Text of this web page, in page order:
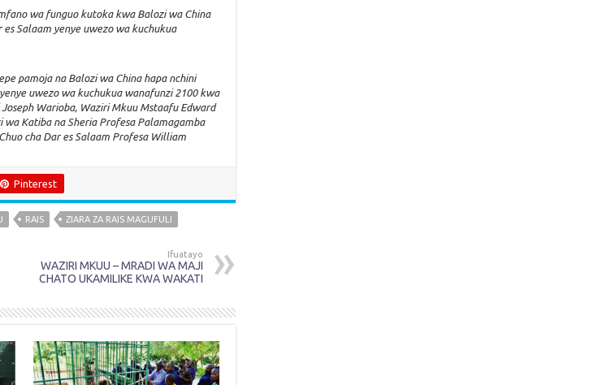
wa funguo kutoka kwa Balozi wa China
Salaam yenye uwezo wa kuchukua
pamoja na Balozi wa China hapa nchini
uwezo wa kuchukua wanafunzi 2100 kwa
Warioba, Waziri Mkuu Mstaafu Edward
wa Katiba na Sheria Profesa Palamagamba
cha Dar es Salaam Profesa William
Pinterest
RAIS ZIARA ZA RAIS MAGUFULI
Ifuatayo
WAZIRI MKUU – MRADI WA MAJI
CHATO UKAMILIKE KWA WAKATI